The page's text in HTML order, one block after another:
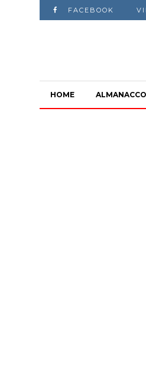
FACEBOOK
HOME ALMANACCO